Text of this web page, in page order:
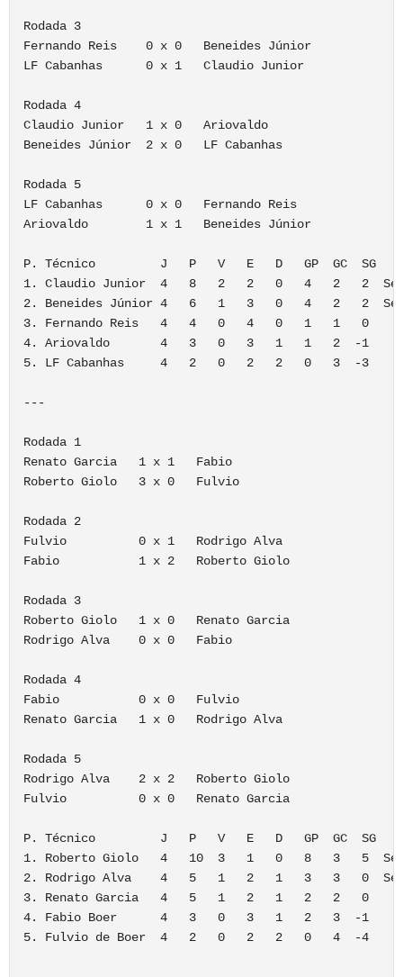
Rodada 3
Fernando Reis    0 x 0   Beneides Júnior
LF Cabanhas      0 x 1   Claudio Junior
Rodada 4
Claudio Junior   1 x 0   Ariovaldo
Beneides Júnior  2 x 0   LF Cabanhas
Rodada 5
LF Cabanhas      0 x 0   Fernando Reis
Ariovaldo        1 x 1   Beneides Júnior
P. Técnico         J   P   V   E   D   GP  GC  SG
1. Claudio Junior  4   8   2   2   0   4   2   2
2. Beneides Júnior 4   6   1   3   0   4   2   2
3. Fernando Reis   4   4   0   4   0   1   1   0
4. Ariovaldo       4   3   0   3   1   1   2  -1
5. LF Cabanhas     4   2   0   2   2   0   3  -3
---
Rodada 1
Renato Garcia   1 x 1   Fabio
Roberto Giolo   3 x 0   Fulvio
Rodada 2
Fulvio          0 x 1   Rodrigo Alva
Fabio           1 x 2   Roberto Giolo
Rodada 3
Roberto Giolo   1 x 0   Renato Garcia
Rodrigo Alva    0 x 0   Fabio
Rodada 4
Fabio           0 x 0   Fulvio
Renato Garcia   1 x 0   Rodrigo Alva
Rodada 5
Rodrigo Alva    2 x 2   Roberto Giolo
Fulvio          0 x 0   Renato Garcia
P. Técnico         J   P   V   E   D   GP  GC  SG
1. Roberto Giolo   4   10  3   1   0   8   3   5
2. Rodrigo Alva    4   5   1   2   1   3   3   0
3. Renato Garcia   4   5   1   2   1   2   2   0
4. Fabio Boer      4   3   0   3   1   2   3  -1
5. Fulvio de Boer  4   2   0   2   2   0   4  -4